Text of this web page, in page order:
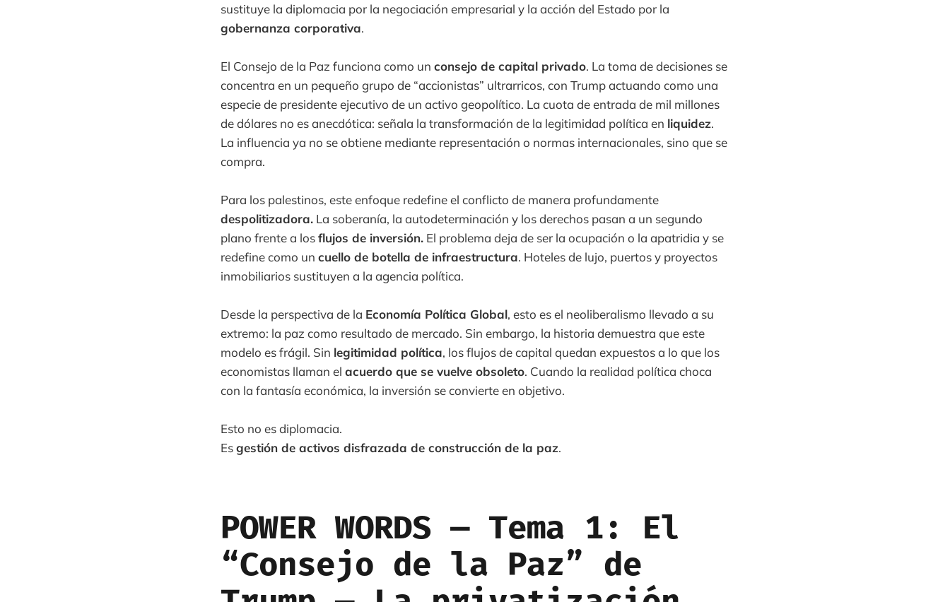
sustituye la diplomacia por la negociación empresarial y la acción del Estado por la
gobernanza corporativa.
El Consejo de la Paz funciona como un consejo de capital privado. La toma de decisiones se
concentra en un pequeño grupo de “accionistas” ultrarricos, con Trump actuando como una
especie de presidente ejecutivo de un activo geopolítico. La cuota de entrada de mil millones
de dólares no es anecdótica: señala la transformación de la legitimidad política en liquidez.
La influencia ya no se obtiene mediante representación o normas internacionales, sino que se
compra.
Para los palestinos, este enfoque redefine el conflicto de manera profundamente
despolitizadora. La soberanía, la autodeterminación y los derechos pasan a un segundo
plano frente a losflujos de inversión. El problema deja de ser la ocupación o la apatridia y se
redefine como un cuello de botella de infraestructura. Hoteles de lujo, puertos y proyectos
inmobiliarios sustituyen a la agencia política.
Desde la perspectiva de la Economía Política Global, esto es el neoliberalismo llevado a su
extremo: la paz como resultado de mercado. Sin embargo, la historia demuestra que este
modelo es frágil. Sin legitimidad política, los flujos de capital quedan expuestos a lo que los
economistas llaman el acuerdo que se vuelve obsoleto. Cuando la realidad política choca
con la fantasía económica, la inversión se convierte en objetivo.
Esto no es diplomacia.
Esgestión de activos disfrazada de construcción de la paz.
POWER WORDS — Tema 1: El
“Consejo de la Paz” de